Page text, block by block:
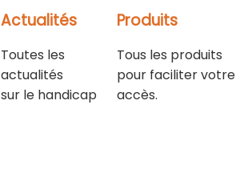
Actualités
Toutes les
actualités
sur le handicap
Produits
Tous les produits
pour faciliter votre
accès.